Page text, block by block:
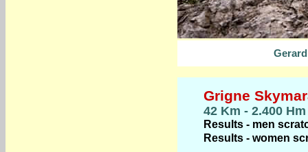
Grigne
42 Km - 2.400 Hm
Results - men
Results - women